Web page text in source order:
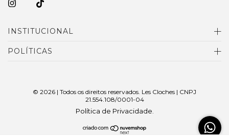
INSTITUCIONAL
POLÍTICAS
© 2026 | Todos os direitos reservados. Les Cloches | CNPJ
21.554.108/0001-04
Política de Privacidade